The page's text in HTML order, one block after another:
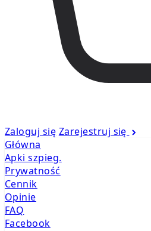
Zaloguj się Zarejestruj się
Główna
Apki szpieg.
Prywatność
Cennik
Opinie
FAQ
Facebook